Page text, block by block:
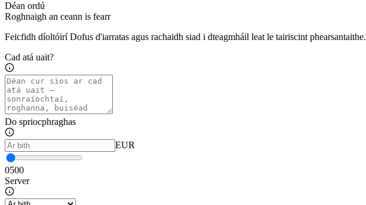
Déan ordú
Roghnaigh an ceann is fearr
Feicfidh díoltóirí Dofus d'iarratas agus rachaidh siad i dteagmháil leat le tairiscint phearsantaithe.
Cad atá uait?
Do spriocphraghas
EUR
0500
Server